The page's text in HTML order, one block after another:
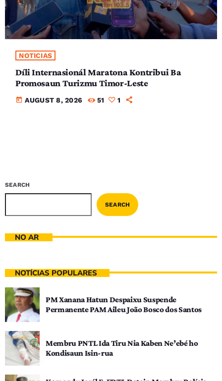
NOTICIAS
Díli Internasionál Maratona Kontribui Ba
Promosaun Turizmu Timor-Leste
today AUGUST 8, 2026 51 1
SEARCH
SEARCH
NO AR
NOTÍCIAS POPULARES
PM Xanana Hatun Despaixu Suspende
Permanente PAM Aileu João Bosco dos Santos
Membru PNTL Ida Tiru Nia Kaben Ne’ebé ho
Kondisaun Isin-rua